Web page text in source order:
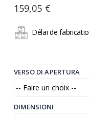
159,05 €
Délai de
VERSO DI APERTURA
DIMENSIONI